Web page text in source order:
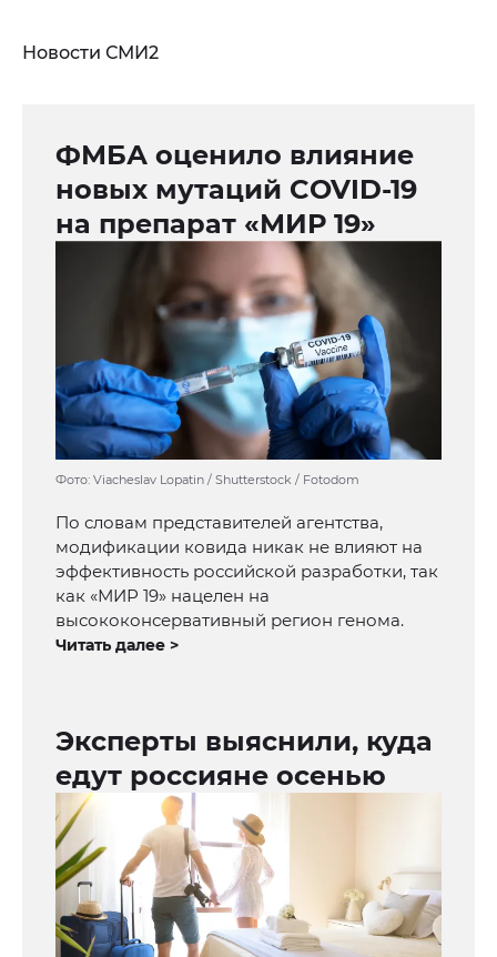
Новости СМИ2
ФМБА оценило влияние
новых мутаций COVID-19
на препарат «МИР 19»
Фото: Viacheslav Lopatin / Shutterstock / Fotodom
По словам представителей агентства,
модификации ковида никак не влияют на
эффективность российской разработки, так
как «МИР 19» нацелен на
высококонсервативный регион генома.
Читать далее >
Эксперты выяснили, куда
едут россияне осенью